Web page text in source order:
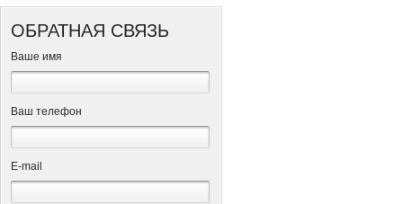
ОБРАТНАЯ СВЯЗЬ
Ваше имя
Ваш телефон
Е-mail